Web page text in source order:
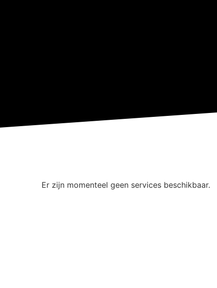
Er zijn momenteel geen services beschikbaar.